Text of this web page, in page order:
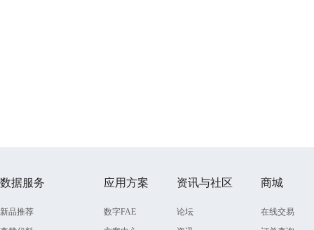
数据服务
新品推荐
应用方案
数字FAE
资讯与社区
论坛
商城
在线交易